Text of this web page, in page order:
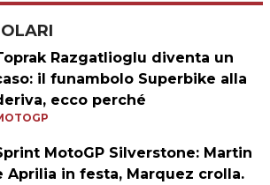
Razgatlioglu diventa un
il funambolo Superbike alla
ecco perché
MotoGP Silverstone: Martin
Aprilia in festa, Marquez crolla.